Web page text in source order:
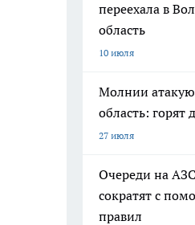
переехала в
область
10 июля
Молнии
область: горят
27 июля
Очереди на
сократят с
правил